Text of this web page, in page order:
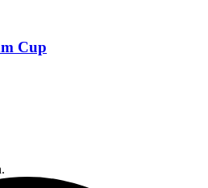
Cup